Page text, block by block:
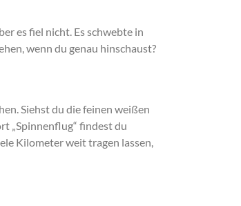
es fiel nicht. Es schwebte in
wenn du genau hinschaust?
Siehst du die feinen weißen
„Spinnenflug“ findest du
Kilometer weit tragen lassen,